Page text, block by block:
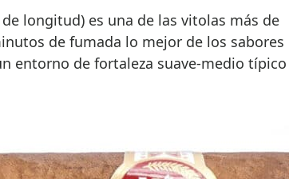
longitud) es una de las vitolas más de
de fumada lo mejor de los sabores
entorno de fortaleza suave-medio típico